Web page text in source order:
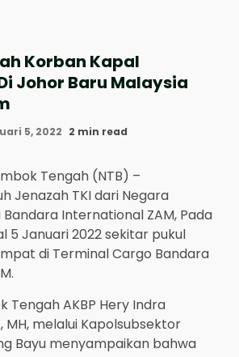
Korban Kapal
Johor Baru Malaysia
5, 2022 2 min read
Tengah (NTB) –
Jenazah TKI dari Negara
International ZAM, Pada
5 Januari 2022 sekitar pukul
di Terminal Cargo Bandara
Tengah AKBP Hery Indra
MH, melalui Kapolsubsektor
Bayu menyampaikan bahwa